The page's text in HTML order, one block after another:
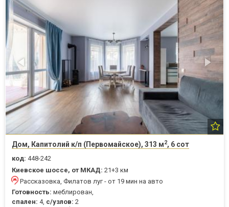
Дом, Капитолий к/п (Первомайское), 313 м2, 6 сот
код: 448-242
Киевское шоссе, от МКАД: 21+3 км
Рассказовка, Филатов луг - от 19 мин на авто
Готовность: меблирован,
спален: 4, с/узлов: 2